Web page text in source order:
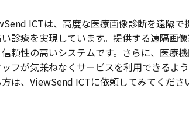
ICTは、高度な医療画像診断を遠隔
診療を実現しています。提供する遠隔画
信頼性の高いシステムです。さらに、医療
フが気兼ねなくサービスを利用できるよ
は、ViewSend ICTに依頼してみてくださ